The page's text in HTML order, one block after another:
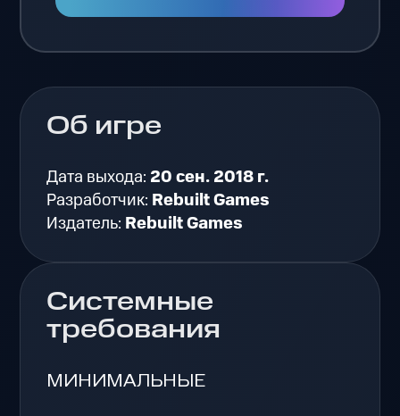
Об игре
Дата выхода: 20 сен. 2018 г.
Разработчик: Rebuilt Games
Издатель: Rebuilt Games
Системные
требования
МИНИМАЛЬНЫЕ